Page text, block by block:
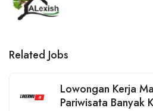
Related Jobs
Lowongan Kerja
Pariwisata Banyak